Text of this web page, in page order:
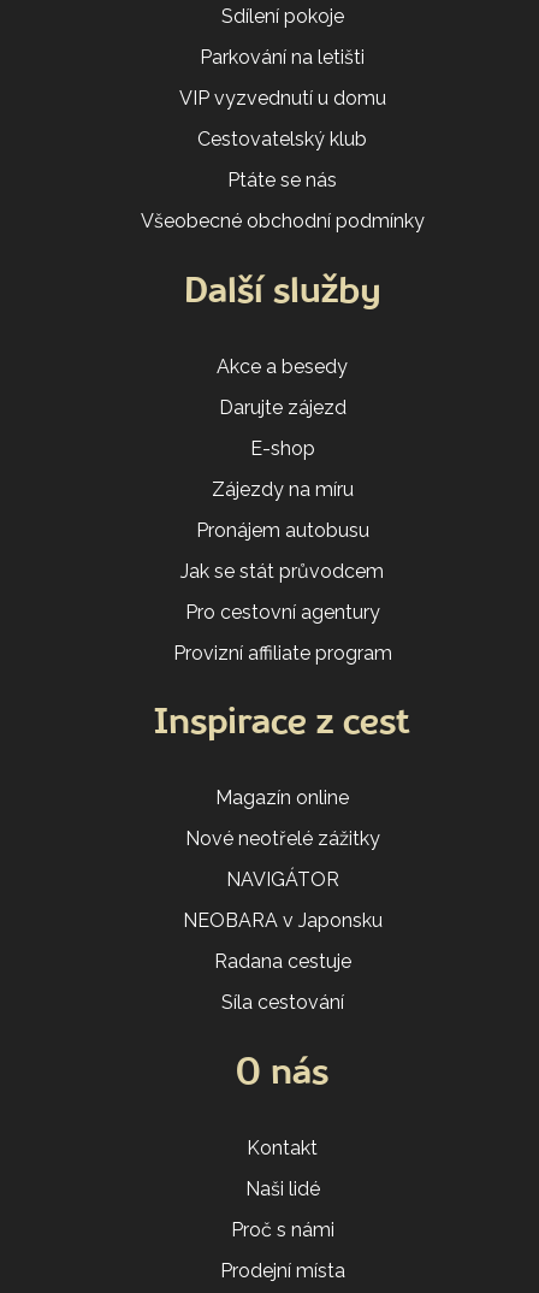
Sdílení pokoje
Parkování na letišti
VIP vyzvednutí u domu
Cestovatelský klub
Ptáte se nás
Všeobecné obchodní podmínky
Další služby
Akce a besedy
Darujte zájezd
E-shop
Zájezdy na míru
Pronájem autobusu
Jak se stát průvodcem
Pro cestovní agentury
Provizní affiliate program
Inspirace z cest
Magazín online
Nové neotřelé zážitky
NAVIGÁTOR
NEOBARA v Japonsku
Radana cestuje
Síla cestování
O nás
Kontakt
Naši lidé
Proč s námi
Prodejní místa